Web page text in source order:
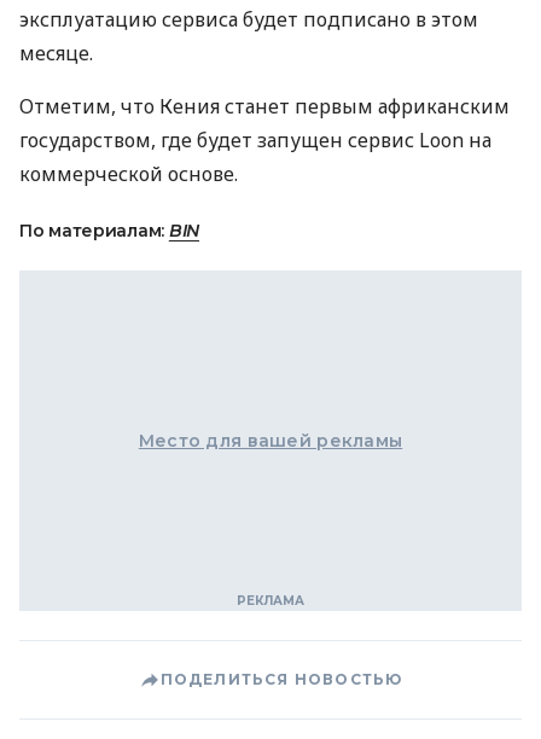
эксплуатацию сервиса будет подписано в этом
месяце.
Отметим, что Кения станет первым африканским
государством, где будет запущен сервис Loon на
коммерческой основе.
По материалам: BIN
Место для вашей рекламы
ПОДЕЛИТЬСЯ НОВОСТЬЮ